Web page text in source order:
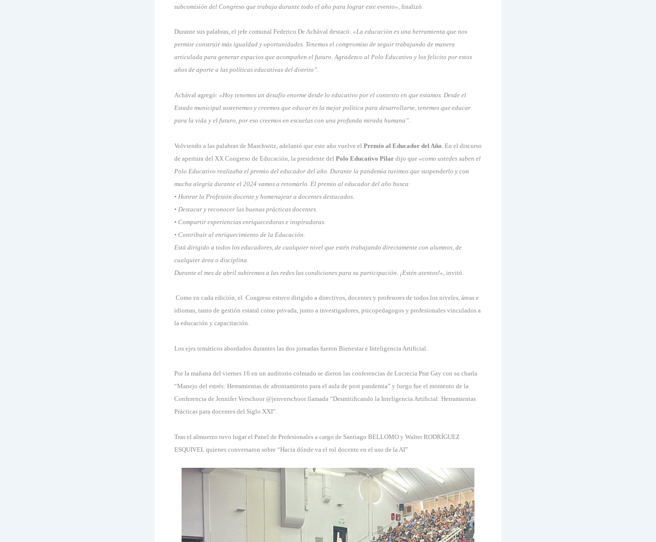
subcomisión del Congreso que trabaja durante todo el año para lograr este evento», finalizó.
Durante sus palabras, el jefe comunal Federico De Achával destacó: «La educación es una herramienta que nos
permite construir más igualdad y oportunidades. Tenemos el compromiso de seguir trabajando de manera
articulada para generar espacios que acompañen el futuro. Agradezco al Polo Educativo y los felicito por estos
años de aporte a las políticas educativas del distrito”.
Achával agregó: «Hoy tenemos un desafío enorme desde lo educativo por el contexto en que estamos. Desde el
Estado municipal sostenemos y creemos que educar es la mejor política para desarrollarse, tenemos que educar
para la vida y el futuro, por eso creemos en escuelas con una profunda mirada humana”.
Volviendo a las palabras de Maschwitz, adelantó que este año vuelve el Premio al Educador del Año . En el discurso
de apertura del XX Congreso de Educación, la presidente del Polo Educativo Pilar dijo que «como ustedes saben el
Polo Educativo realizaba el premio del educador del año. Durante la pandemia tuvimos que suspenderlo y con
mucha alegría durante el 2024 vamos a retomarlo. El premio al educador del año busca:
• Honrar la Profesión docente y homenajear a docentes destacados.
• Destacar y reconocer las buenas prácticas docentes.
• Compartir experiencias enriquecedoras e inspiradoras.
• Contribuir al enriquecimiento de la Educación.
Está dirigido a todos los educadores, de cualquier nivel que estén trabajando directamente con alumnos, de
cualquier área o disciplina.
Durante el mes de abril subiremos a las redes las condiciones para su participación. ¡Estén atentos!», invitó.
Como en cada edición, el Congreso estuvo dirigido a directivos, docentes y profesores de todos los niveles, áreas e
idiomas, tanto de gestión estatal como privada, junto a investigadores, psicopedagogos y profesionales vinculados a
la educación y capacitación.
Los ejes temáticos abordados durantes las dos jornadas fueron Bienestar e Inteligencia Artificial.
Por la mañana del viernes 16 en un auditorio colmado se dieron las conferencias de Lucrecia Prat Gay con su charla
“Manejo del estrés: Herramientas de afrontamiento para el aula de post pandemia” y luego fue el momento de la
Conferencia de Jennifer Verschoor @jenverschoor llamada “Desmitificando la Inteligencia Artificial: Herramientas
Prácticas para docentes del Siglo XXI”.
Tras el almuerzo tuvo lugar el Panel de Profesionales a cargo de Santiago BELLOMO y Walter RODRÍGUEZ
ESQUIVEL quienes conversaron sobre “Hacia dónde va el rol docente en el uso de la AI”